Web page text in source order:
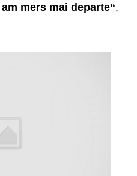
mers mai departe“,